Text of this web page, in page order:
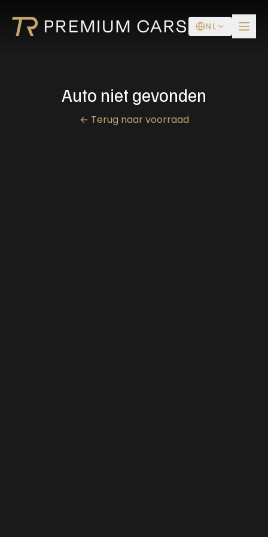
NL
Auto niet gevonden
← Terug naar voorraad